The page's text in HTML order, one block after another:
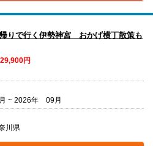
りで行く伊勢神宮 おかげ横丁散策も
円
~ 2026年 09月
川県